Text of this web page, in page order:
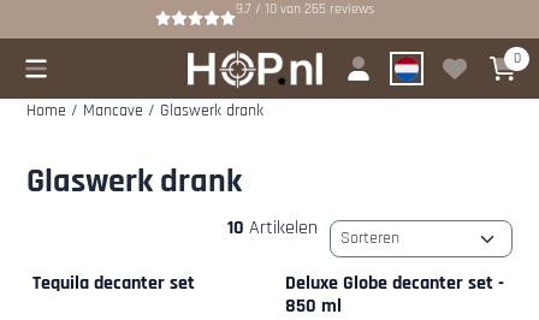
Cookievoorkeuren zijn beschikbaar. Kies instellingen of sta alle
9.7 / 10 van265 reviews
0
Home / Mancave / Glaswerk drank
Glaswerk drank
10 Artikelen Sorteermethode
Tequila decanter set
Deluxe Globe decanter set -
850 ml